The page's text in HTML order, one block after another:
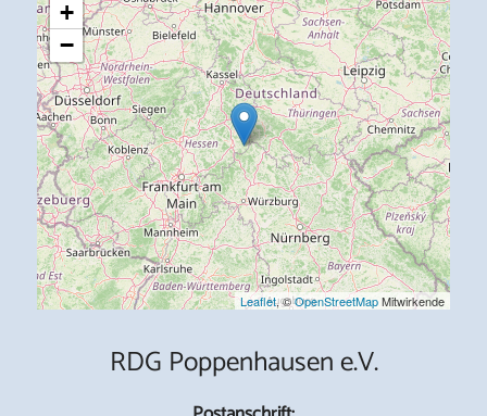
+
−
Leaflet, ©OpenStreetMapMitwirkende
RDG Poppenhausen e.V.